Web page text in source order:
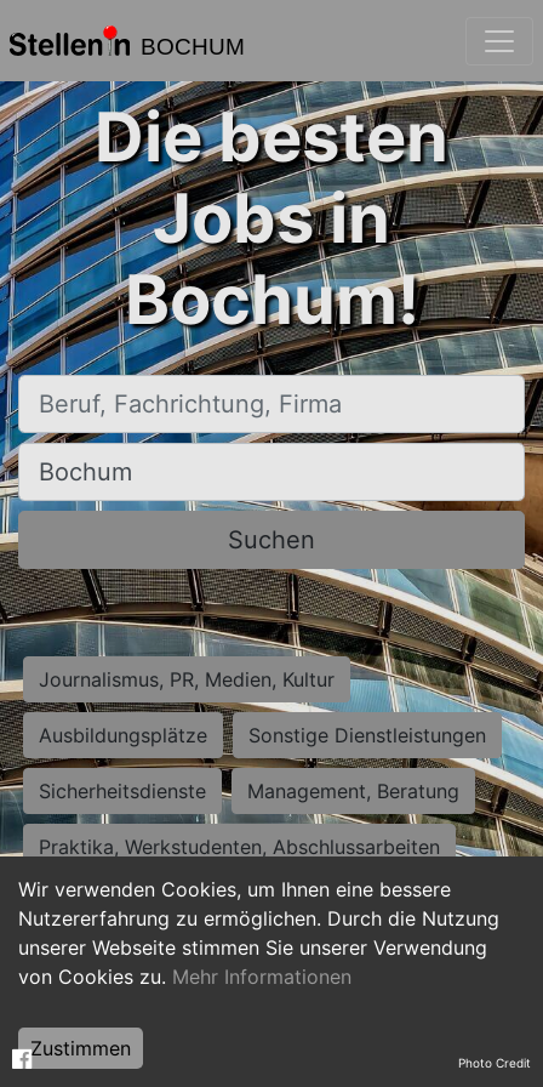
BOCHUM
Wir verwenden Cookies, um Ihnen eine bessere
Nutzererfahrung zu ermöglichen. Durch die Nutzung
unserer Webseite stimmen Sie unserer Verwendung
von Cookies zu. Mehr Informationen
Zustimmen
Die besten
Jobs in
Bochum!
Beruf, Fachrichtung, Firma
Ort, Stadt
Suchen
Journalismus, PR, Medien, Kultur
Ausbildungsplätze Sonstige Dienstleistungen
Sicherheitsdienste Management, Beratung
Praktika, Werkstudenten, Abschlussarbeiten
Personalwesen Assistenz, Sekretariat
Hilfskräfte, Aushilfs- und Nebenjobs
Weiterbildung, Studium, duale Ausbildung Photo Credit